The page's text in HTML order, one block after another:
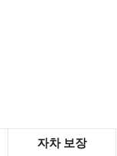
자차 보장